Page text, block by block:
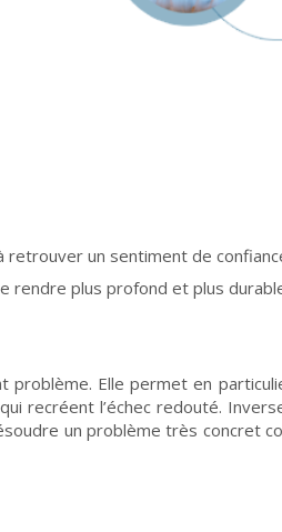
retrouver un sentiment de
rendre plus profond et plus
Elle permet en
recréent l’échec redouté.
un problème très concret